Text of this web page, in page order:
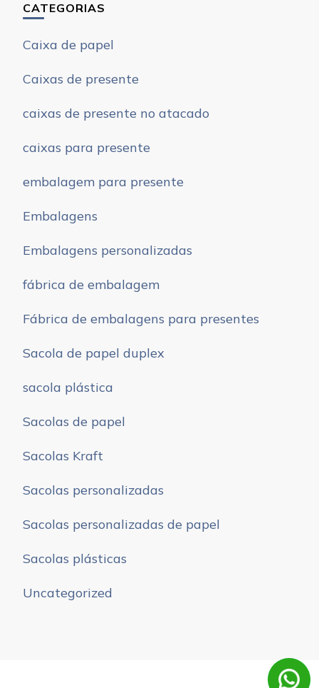
CATEGORIAS
Caixa de papel
Caixas de presente
caixas de presente no atacado
caixas para presente
embalagem para presente
Embalagens
Embalagens personalizadas
fábrica de embalagem
Fábrica de embalagens para presentes
Sacola de papel duplex
sacola plástica
Sacolas de papel
Sacolas Kraft
Sacolas personalizadas
Sacolas personalizadas de papel
Sacolas plásticas
Uncategorized